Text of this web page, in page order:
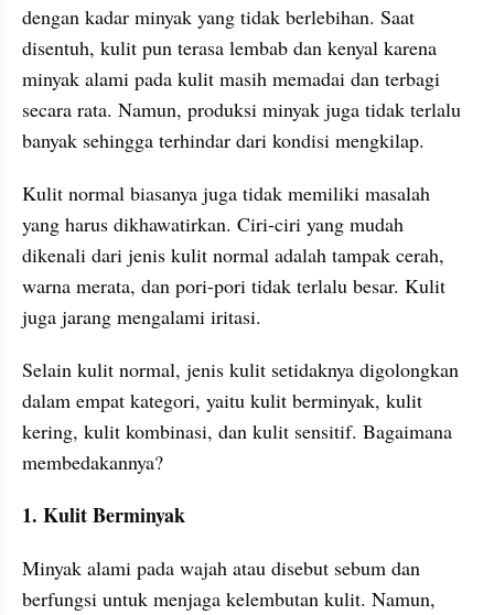
dengan kadar minyak yang tidak berlebihan. Saat
disentuh, kulit pun terasa lembab dan kenyal karena
minyak alami pada kulit masih memadai dan terbagi
secara rata. Namun, produksi minyak juga tidak terlalu
banyak sehingga terhindar dari kondisi mengkilap.
Kulit normal biasanya juga tidak memiliki masalah
yang harus dikhawatirkan. Ciri-ciri yang mudah
dikenali dari jenis kulit normal adalah tampak cerah,
warna merata, dan pori-pori tidak terlalu besar. Kulit
juga jarang mengalami iritasi.
Selain kulit normal, jenis kulit setidaknya digolongkan
dalam empat kategori, yaitu kulit berminyak, kulit
kering, kulit kombinasi, dan kulit sensitif. Bagaimana
membedakannya?
1. Kulit Berminyak
Minyak alami pada wajah atau disebut sebum dan
berfungsi untuk menjaga kelembutan kulit. Namun,